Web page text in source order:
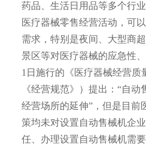
药品、生活日用品等多个行
医疗器械零售经营活动，可
需求，特别是夜间、大型商
景区等对医疗器械的应急性
1日施行的《医疗器械经营质
《经营规范》）提出：“自
经营场所的延伸”，但是目前
策均未对设置自动售械机企
任、办理设置自动售械机需